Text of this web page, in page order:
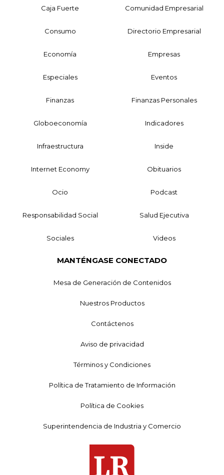
Caja Fuerte Comunidad Empresarial
Consumo Directorio Empresarial
Economía Empresas
Especiales Eventos
Finanzas Finanzas Personales
Globoeconomía Indicadores
Infraestructura Inside
Internet Economy Obituarios
Ocio Podcast
Responsabilidad Social Salud Ejecutiva
Sociales Videos
MANTÉNGASE CONECTADO
Mesa de Generación de Contenidos
Nuestros Productos
Contáctenos
Aviso de privacidad
Términos y Condiciones
Política de Tratamiento de Información
Política de Cookies
Superintendencia de Industria y Comercio